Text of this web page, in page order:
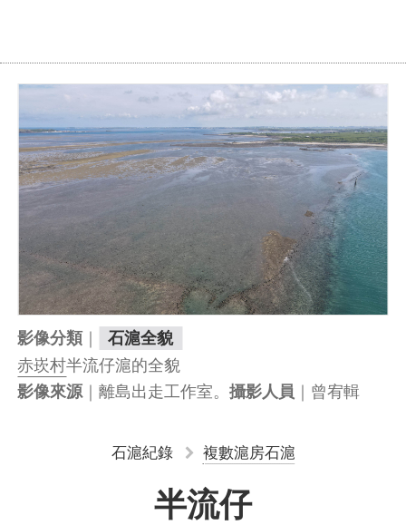
影像分類｜ 石滬全貌
赤崁村半流仔滬的全貌
影像來源 ｜離島出走工作室。攝影人員 ｜曾宥輯
石滬紀錄 複數滬房石滬
半流仔